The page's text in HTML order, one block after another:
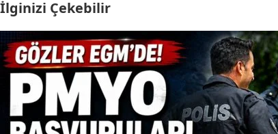
İlginizi Çekebilir